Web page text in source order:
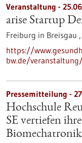
Veranstaltung -
arise Startup
Freiburg in Breisgau ,
https://
bw.de/
Pressemitteilung -
Hochschule
SE vertiefen
Biomechatronik